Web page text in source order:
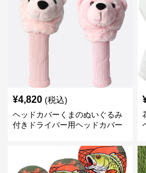
¥4,820 (税込)
ヘッドカバーくまのぬいぐるみ
付きドライバー用ヘッドカバー